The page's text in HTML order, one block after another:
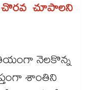
చూపాలని
నెలకొన్న
శాంతిని